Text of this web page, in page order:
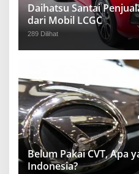
Daihatsu Santai
dari Mobil LCGC
289 Dilihat
Belum Pakai CVT, Apa
Indonesia?